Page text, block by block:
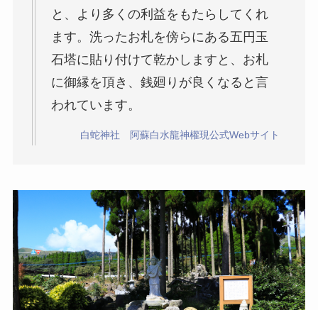
と、より多くの利益をもたらしてくれ
ます。洗ったお札を傍らにある五円玉
石塔に貼り付けて乾かしますと、お札
に御縁を頂き、銭廻りが良くなると言
われています。
白蛇神社 阿蘇白水龍神權現公式Webサイト